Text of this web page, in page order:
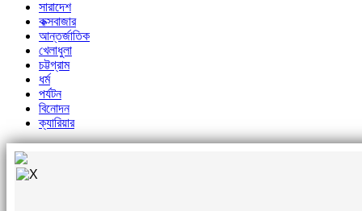
সারাদেশ
কক্সবাজার
আন্তর্জাতিক
খেলাধুলা
চট্টগ্রাম
ধর্ম
পর্যটন
বিনোদন
ক্যারিয়ার